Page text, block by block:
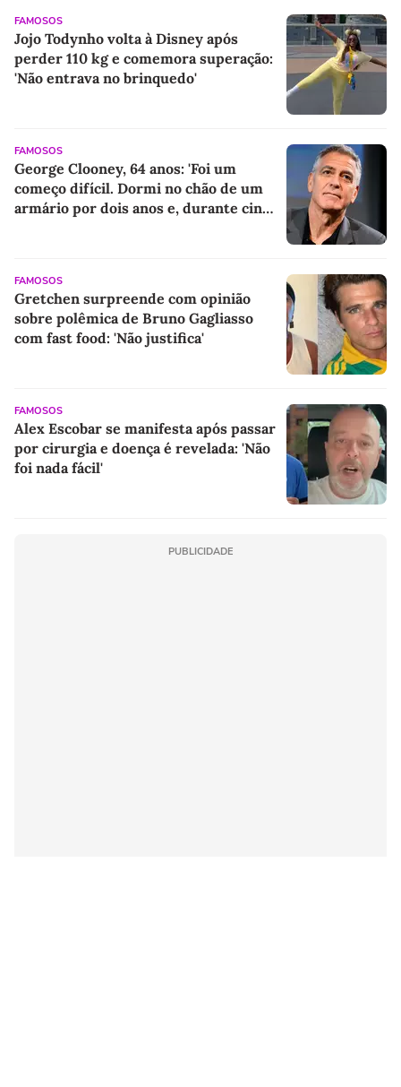
FAMOSOS
Jojo Todynho volta à Disney após
perder 110 kg e comemora superação:
'Não entrava no brinquedo'
FAMOSOS
George Clooney, 64 anos: 'Foi um
começo difícil. Dormi no chão de um
armário por dois anos e, durante cinco
FAMOSOS
Gretchen surpreende com opinião
sobre polêmica de Bruno Gagliasso
com fast food: 'Não justifica'
FAMOSOS
Alex Escobar se manifesta após passar
por cirurgia e doença é revelada: 'Não
foi nada fácil'
PUBLICIDADE